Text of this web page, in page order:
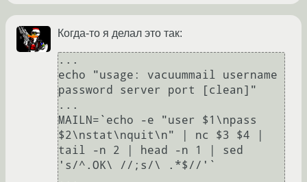
Когда-то я делал это так:
...
echo "usage: vacuummail username
password server port [clean]"
...
MAILN=`echo -e "user $1\npass
$2\nstat\nquit\n" | nc $3 $4 |
tail -n 2 | head -n 1 | sed
's/^.OK\ //;s/\ .*$//'`